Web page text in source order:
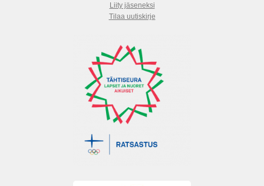
Liity jäseneksi
Tilaa uutiskirje